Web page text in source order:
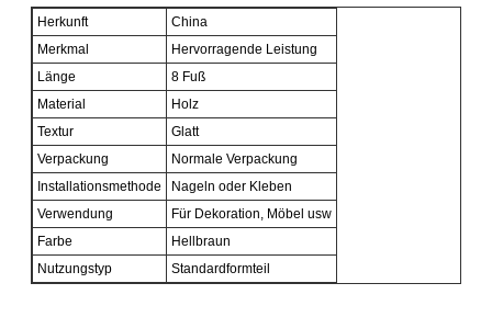
Herkunft
China
Merkmal
Hervorragende Leistung
Länge
8 Fuß
Material
Holz
Textur
Glatt
Verpackung
Normale Verpackung
Installationsmethode
Nageln oder Kleben
Verwendung
Für Dekoration, Möbel usw
Farbe
Hellbraun
Nutzungstyp
Standardformteil